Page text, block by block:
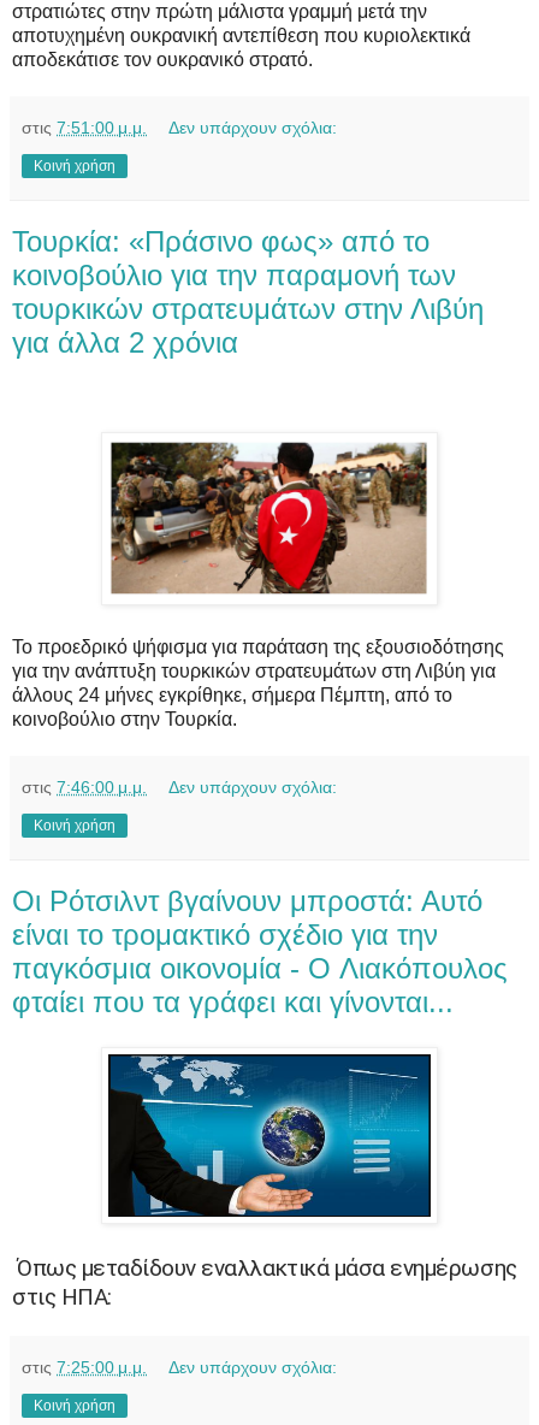
στρατιώτες στην πρώτη μάλιστα γραμμή μετά την
αποτυχημένη ουκρανική αντεπίθεση που κυριολεκτικά
αποδεκάτισε τον ουκρανικό στρατό.
στις 7:51:00 μ.μ. Δεν υπάρχουν σχόλια:
Κοινή χρήση
Τουρκία: «Πράσινο φως» από το
κοινοβούλιο για την παραμονή των
τουρκικών στρατευμάτων στην Λιβύη
για άλλα 2 χρόνια
Το προεδρικό ψήφισμα για παράταση της εξουσιοδότησης
για την ανάπτυξη τουρκικών στρατευμάτων στη Λιβύη για
άλλους 24 μήνες εγκρίθηκε, σήμερα Πέμπτη, από το
κοινοβούλιο στην Τουρκία.
στις 7:46:00 μ.μ. Δεν υπάρχουν σχόλια:
Κοινή χρήση
Oι Ρότσιλντ βγαίνουν μπροστά: Αυτό
είναι το τρομακτικό σχέδιο για την
παγκόσμια οικονομία - O Λιακόπουλος
φταίει που τα γράφει και γίνονται...
Όπως μεταδίδουν εναλλακτικά μάσα ενημέρωσης
στις ΗΠΑ:
στις 7:25:00 μ.μ. Δεν υπάρχουν σχόλια:
Κοινή χρήση